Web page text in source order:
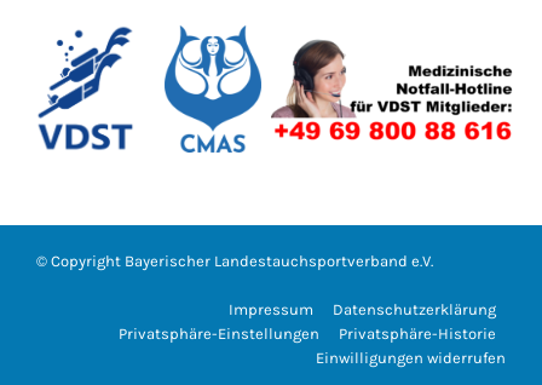
© Copyright Bayerischer Landestauchsportverband e.V.
Impressum
Datenschutzerklärung
Privatsphäre-Einstellungen
Privatsphäre-Historie
Einwilligungen widerrufen